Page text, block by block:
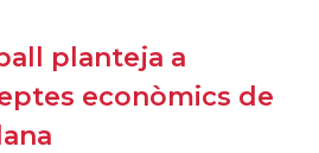
planteja a
econòmics de